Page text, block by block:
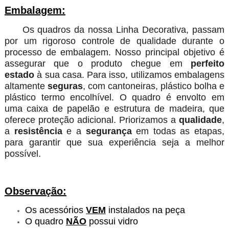
Embalagem:
Os quadros da nossa Linha Decorativa, passam
por um rigoroso controle de qualidade durante o
processo de embalagem. Nosso principal objetivo é
assegurar que o produto chegue em perfeito
estadoà sua casa. Para isso, utilizamos embalagens
altamente seguras, com cantoneiras, plástico bolha e
plástico termo encolhível. O quadro é envolto em
uma caixa de papelão e estrutura de madeira, que
oferece proteção adicional. Priorizamos aqualidade,
a resistênciae a segurançaem todas as etapas,
para garantir que sua experiência seja a melhor
possível.
Observação:
Os acessórios VEM instalados na peça
O quadro NÃOpossui vidro